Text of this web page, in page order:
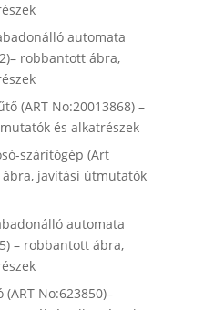
automata
robbantott ábra,
(ART No:20013868) –
és alkatrészek
szárítógép (Art
javítási útmutatók
automata
– robbantott ábra,
No:623850)–